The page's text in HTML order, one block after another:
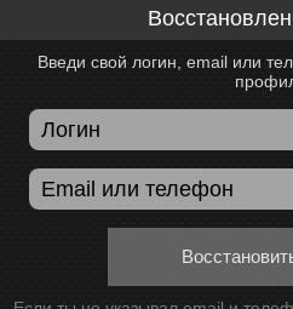
Введи свой логин, email или